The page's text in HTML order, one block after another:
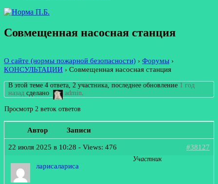
Совмещенная насосная станция
О сайте (нормы пожарной безопасности) › Форумы ›
КОНСУЛЬТАЦИИ › Совмещенная насосная станция
В этой теме 4 ответа, 2 участника, последнее обновление 1 год
назад сделано admin
Просмотр 2 веток ответов
Автор Записи
22 июля 2025 в 10:28 - Views: 476 #38127
ларисалариса
Участник